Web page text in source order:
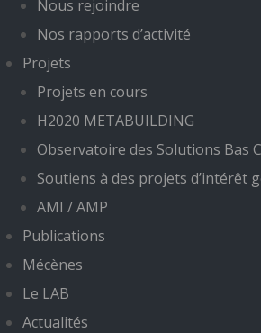
Nous rejoindre
Nos rapports d’activité
Projets
Projets en cours
H2020 METABUILDING
Observatoire des Solutions Bas
Soutiens à des projets d’intérêt
AMI / AMP
Publications
Mécènes
Le LAB
Actualités